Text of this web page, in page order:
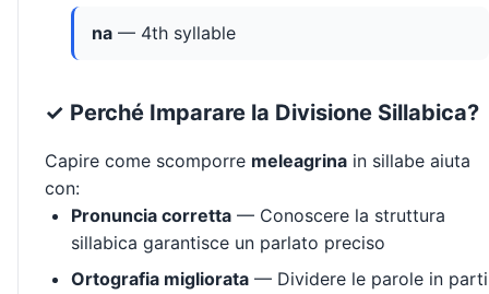
na — 4th syllable
✓ Perché Imparare la Divisione Sillabica?
Capire come scomporre meleagrina in sillabe aiuta
con:
Pronuncia corretta — Conoscere la struttura
sillabica garantisce un parlato preciso
Ortografia migliorata — Dividere le parole in parti